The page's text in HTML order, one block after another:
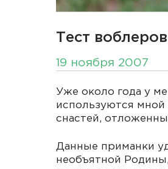
Тест
19 ноября 2007
Уже около года у
используются
снастей,
Данные приманки
необъятной